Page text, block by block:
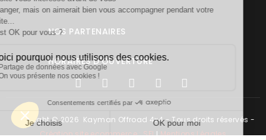
NOS PARTENAIRES
HORAIRES D'OUVERTURE
Copyright © 2026 Kayman Offroad 4x4 - Tous droits réservés -
Création site ecommerce : SFIlMentions Légales